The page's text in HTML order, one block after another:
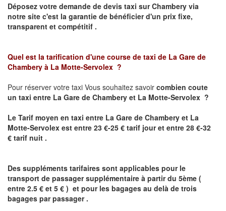
Déposez votre demande de devis taxi surChambery via
notre site c'est la garantie de bénéficier d'un prix fixe,
transparent et compétitif .
Quel est la tarification d'une course de taxi de La Gare de
Chambery à La Motte-Servolex ?
Pour réserver votre taxi Vous souhaitez savoir combien coute
un taxi entre La Gare de Chambery et La Motte-Servolex ?
Le Tarif moyen en taxi entre La Gare de Chambery et La
Motte-Servolex est entre 23 €-25 € tarif jour et entre 28 €-32
€ tarif nuit .
Des suppléments tarifaires sont applicables pour le
transport de passager supplémentaire à partir du 5ème (
entre 2.5 € et 5 € ) et pour les bagages au delà de trois
bagages par passager .